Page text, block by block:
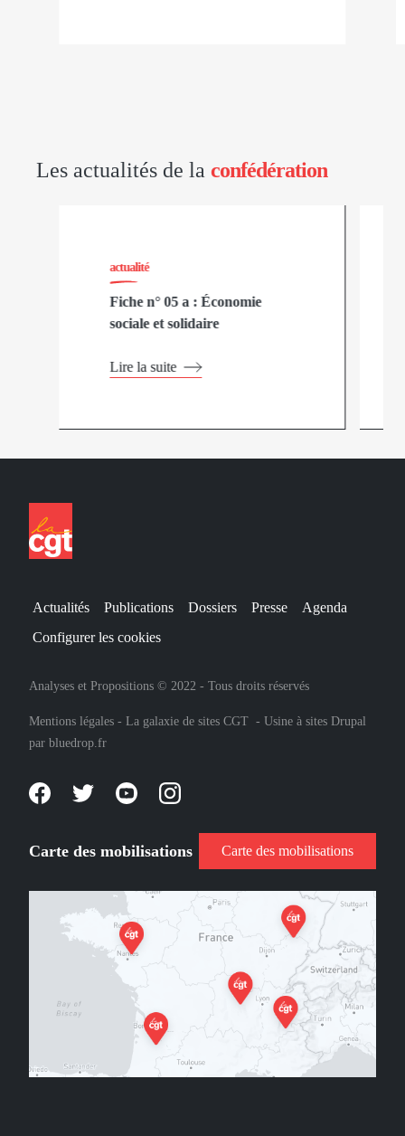
Les actualités de la confédération
actualité
Fiche n° 05 a : Économie
sociale et solidaire
Lire la suite
Actualités Publications Dossiers Presse
Agenda
Configurer les cookies
Analyses et Propositions © 2022 - Tous droits réservés
Mentions légales - La galaxie de sites CGT - Usine à sites Drupal
par bluedrop.fr
Carte des mobilisations Carte des mobilisations